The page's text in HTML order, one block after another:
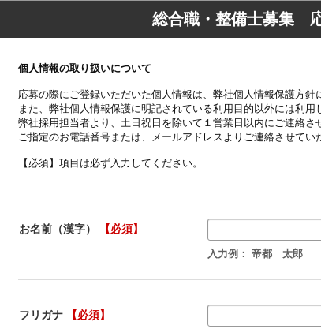
総合職・整備士募集
個人情報の取り扱いについて
応募の際にご登録いただいた個人情報は、弊社個人情報保護方針
また、弊社個人情報保護に明記されている利用目的以外には利用
弊社採用担当者より、土日祝日を除いて１営業日以内にご連絡さ
ご指定のお電話番号または、メールアドレスよりご連絡させてい
【必須】項目は必ず入力してください。
お名前（漢字） 【必須】
入力例： 帝都 太郎
フリガナ 【必須】